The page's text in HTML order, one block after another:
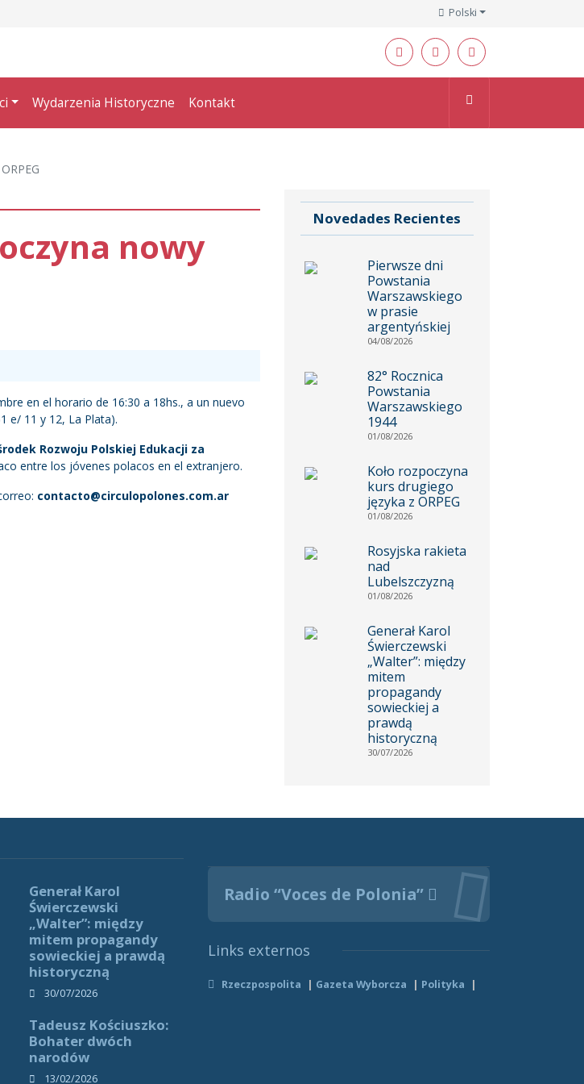
Polski
Wydarzenia Historyczne Kontakt
nowy
en el horario de 16:30 a 18hs., a un nuevo
e/ 11 y 12, La Plata).
Rozwoju Polskiej Edukacji za
entre los jóvenes polacos en el extranjero.
contacto@circulopolones.com.ar
Novedades Recientes
Pierwsze dni
Powstania
Warszawskiego
w prasie
argentyńskiej
04/08/2026
82° Rocznica
Powstania
Warszawskiego
1944
01/08/2026
Koło rozpoczyna
kurs drugiego
języka z ORPEG
01/08/2026
Rosyjska rakieta
nad
Lubelszczyzną
01/08/2026
Generał Karol
Świerczewski
„Walter”: między
mitem
propagandy
sowieckiej a
prawdą
historyczną
30/07/2026
Generał Karol
Świerczewski
„Walter”: między
mitem propagandy
sowieckiej a prawdą
historyczną
30/07/2026
Tadeusz Kościuszko:
Bohater dwóch
narodów
13/02/2026
Radio “Voces de Polonia”
Links externos
Rzeczpospolita Gazeta Wyborcza Polityka